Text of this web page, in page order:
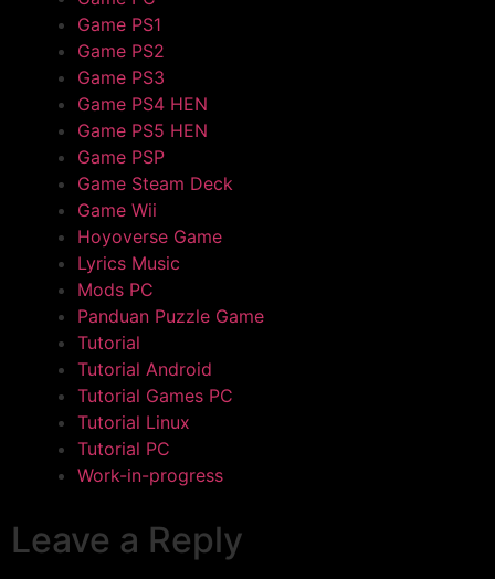
Game PS1
Game PS2
Game PS3
Game PS4 HEN
Game PS5 HEN
Game PSP
Game Steam Deck
Game Wii
Hoyoverse Game
Lyrics Music
Mods PC
Panduan Puzzle Game
Tutorial
Tutorial Android
Tutorial Games PC
Tutorial Linux
Tutorial PC
Work-in-progress
Leave a Reply